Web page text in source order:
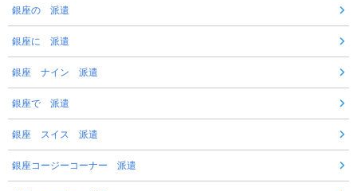
銀座の 派遣
銀座に 派遣
銀座 ナイン 派遣
銀座で 派遣
銀座 スイス 派遣
銀座コージーコーナー 派遣